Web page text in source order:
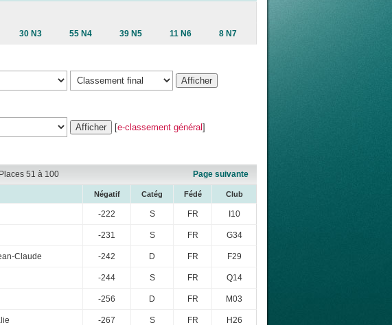
30 N3 55 N4 39 N5 11 N6 8 N7
[e-classement général ]
Places 51 à 100 Page suivante
Négatif Catég Fédé Club
-222 S FR I10
-231 S FR G34
Claude -242 D FR F29
-244 S FR Q14
-256 D FR M03
-267 S FR H26